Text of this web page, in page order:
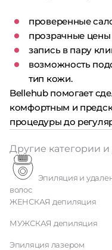
проверенные
прозрачные цены
запись в пару
возможность
тип кожи.
Bellehub помогает
комфортным и
процедуры до
Другие категории
волос
ЖЕНСКАЯ депиляция
МУЖСКАЯ депиляция
Эпиляция лазером